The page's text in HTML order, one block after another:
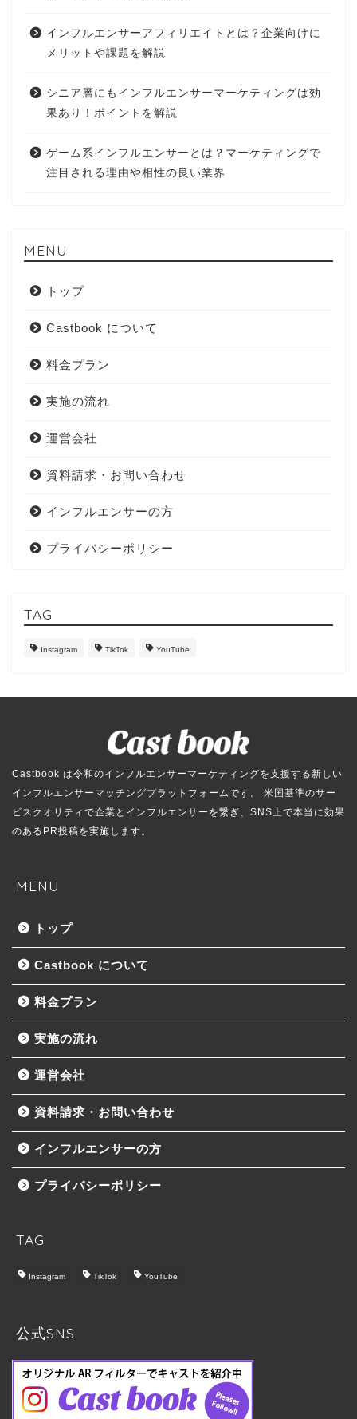
インフルエンサーアフィリエイトとは？企業向けに
メリットや課題を解説
シニア層にもインフルエンサーマーケティングは効
果あり！ポイントを解説
ゲーム系インフルエンサーとは？マーケティングで
注目される理由や相性の良い業界
MENU
トップ
Castbook について
料金プラン
実施の流れ
運営会社
資料請求・お問い合わせ
インフルエンサーの方
プライバシーポリシー
TAG
Instagram TikTok YouTube
Castbook は令和のインフルエンサーマーケティングを支援する新しい
インフルエンサーマッチングプラットフォームです。 米国基準のサー
ビスクオリティで企業とインフルエンサーを繋ぎ、SNS上で本当に効果
のあるPR投稿を実施します。
MENU
トップ
Castbook について
料金プラン
実施の流れ
運営会社
資料請求・お問い合わせ
インフルエンサーの方
プライバシーポリシー
TAG
Instagram TikTok YouTube
公式SNS
料金プラン